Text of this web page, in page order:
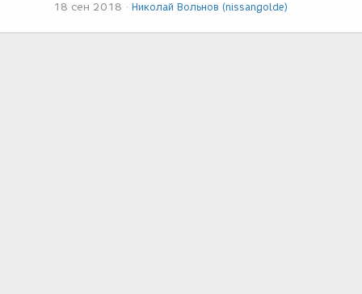
18 сен 2018
Николай Вольнов (nissangolde)